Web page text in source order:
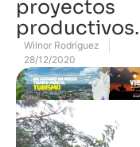
proyectos
productivos.
Wilnor Rodríguez
28/12/2020